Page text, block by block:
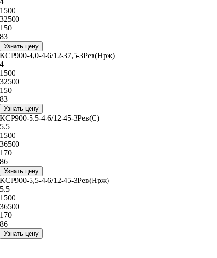
1500
32500
150
83
Узнать цену
КСР900-4,0-4-6/12-37,5-3Рев(Нрж)
4
1500
32500
150
83
Узнать цену
КСР900-5,5-4-6/12-45-3Рев(С)
5.5
1500
36500
170
86
Узнать цену
КСР900-5,5-4-6/12-45-3Рев(Нрж)
5.5
1500
36500
170
86
Узнать цену